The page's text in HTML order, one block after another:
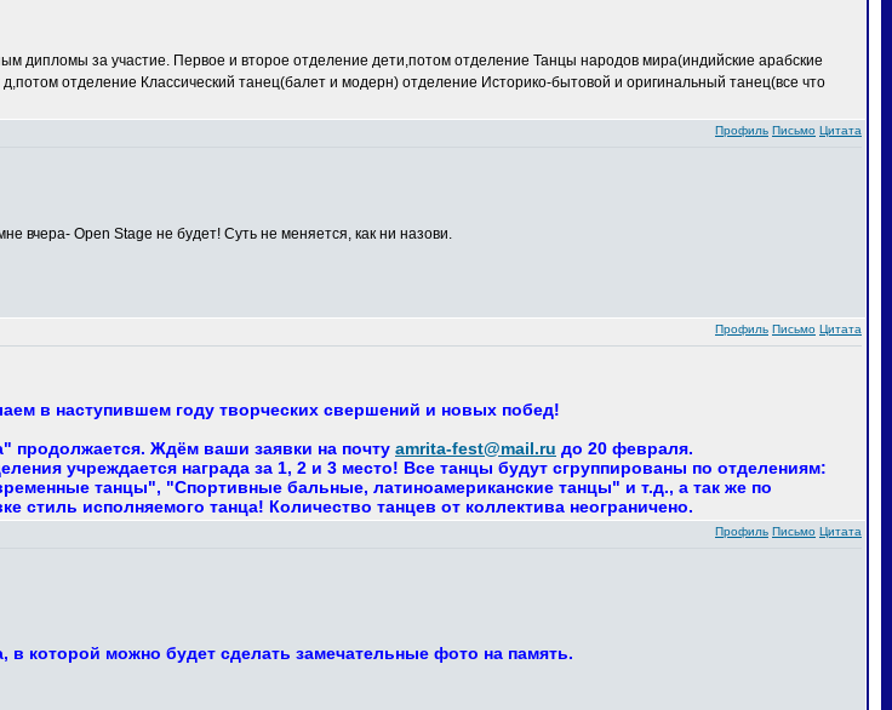
дипломы за участие. Первое и второе отделение дети,потом отделение Танцы народов мира(индийские арабские
отделение Классический танец(балет и модерн) отделение Историко-бытовой и оригинальный танец(все что
Профиль Письмо Цитата
вчера- Open Stage не будет! Суть не меняется, как ни назови.
Профиль Письмо Цитата
в наступившем году творческих свершений и новых побед!
продолжается. Ждём ваши заявки на почту amrita-fest@mail.ru до 20 февраля.
учреждается награда за 1, 2 и 3 место! Все танцы будут сгруппированы по отделениям:
танцы", "Спортивные бальные, латиноамериканские танцы" и т.д., а так же по
стиль исполняемого танца! Количество танцев от коллектива неограничено.
Профиль Письмо Цитата
которой можно будет сделать замечательные фото на память.